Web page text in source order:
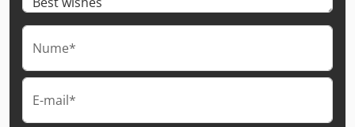
Nume*
E-mail*